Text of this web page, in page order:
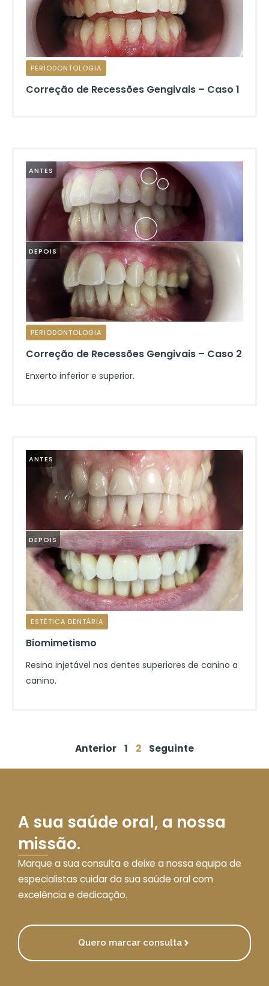
PERIODONTOLOGIA
Correção de Recessões Gengivais – Caso 1
ANTES
DEPOIS
PERIODONTOLOGIA
Correção de Recessões Gengivais – Caso 2
Enxerto inferior e superior.
ANTES
DEPOIS
ESTÉTICA DENTÁRIA
Biomimetismo
Resina injetável nos dentes superiores de canino a
canino.
Anterior 1 2 Seguinte
A sua saúde oral, a nossa
missão.
Marque a sua consulta e deixe a nossa equipa de
especialistas cuidar da sua saúde oral com
excelência e dedicação.
Quero marcar consulta